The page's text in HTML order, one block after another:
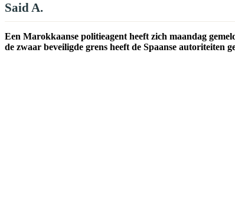
Said A.
Een Marokkaanse politieagent heeft zich maandag
de zwaar beveiligde grens heeft de Spaanse autoriteiten